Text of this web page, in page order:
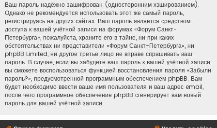
Ваш пароль надёжно зашифрован (односторонним хэшированием).
Однако не рекомендуется использовать этот же самый пароль,
регистрируясь на других сайтах. Ваш пароль является средством
доступа к вашей учётной записи на форумах «Форум Санкт-
Петербурга», пожалуйста, храните его в тайне, ни при каких
обстоятельствах ни представители «Форум Санкт-Петербурга», ни
phpBB Limited, ни другое третье лицо не вправе спрашивать ваш
пароль. В случае, если вы забудете ваш пароль к вашей учётной записи,
вы сможете воспользоваться функцией восстановления пароля «Забыли
пароль?», предусмотренной программным обеспечением phpBB. Вам
будет необходимо ввести ваше имя пользователя и ваш адрес email,
после чего программное обеспечение phpBB сгенерирует вам новый
пароль для вашей учётной записи.